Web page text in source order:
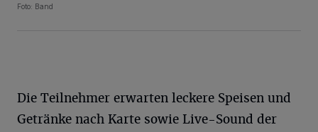
Foto: Band
Die Teilnehmer erwarten leckere Speisen und
Getränke nach Karte sowie Live-Sound der